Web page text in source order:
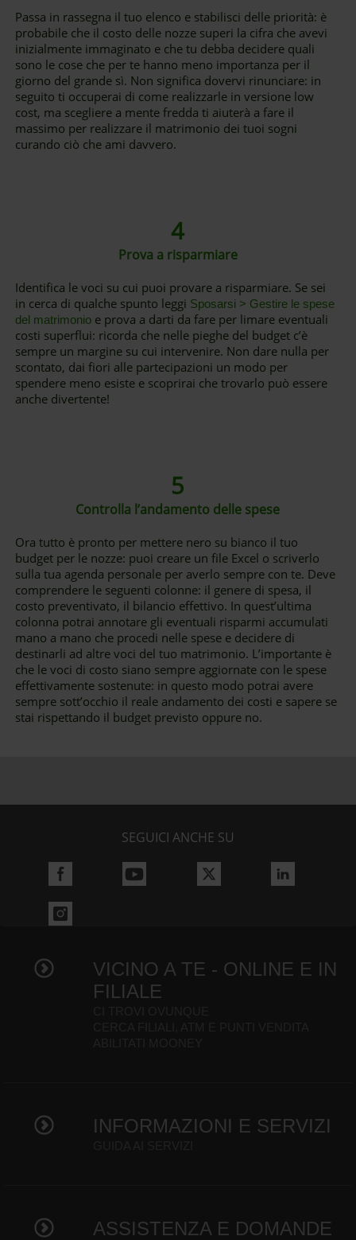
Passa in rassegna il tuo elenco e stabilisci delle priorità: è
probabile che il costo delle nozze superi la cifra che avevi
inizialmente immaginato e che tu debba decidere quali
sono le cose che per te hanno meno importanza per il
giorno del grande sì. Non significa dovervi rinunciare: in
seguito ti occuperai di come realizzarle in versione low
cost, ma scegliere a mente fredda ti aiuterà a fare il
massimo per realizzare il matrimonio dei tuoi sogni
curando ciò che ami davvero.
4
Prova a risparmiare
Identifica le voci su cui puoi provare a risparmiare. Se sei
in cerca di qualche spunto leggi Sposarsi > Gestire le spese
del matrimonioe prova a darti da fare per limare eventuali
costi superflui: ricorda che nelle pieghe del budget c’è
sempre un margine su cui intervenire. Non dare nulla per
scontato, dai fiori alle partecipazioni un modo per
spendere meno esiste e scoprirai che trovarlo può essere
anche divertente!
5
Controlla l’andamento delle spese
Ora tutto è pronto per mettere nero su bianco il tuo
budget per le nozze: puoi creare un file Excel o scriverlo
sulla tua agenda personale per averlo sempre con te. Deve
comprendere le seguenti colonne: il genere di spesa, il
costo preventivato, il bilancio effettivo. In quest’ultima
colonna potrai annotare gli eventuali risparmi accumulati
mano a mano che procedi nelle spese e decidere di
destinarli ad altre voci del tuo matrimonio. L’importante è
che le voci di costo siano sempre aggiornate con le spese
effettivamente sostenute: in questo modo potrai avere
sempre sott’occhio il reale andamento dei costi e sapere se
stai rispettando il budget previsto oppure no.
SEGUICI ANCHE SU
VICINO A TE - ONLINE E IN
FILIALE
INFORMAZIONI E SERVIZI
ASSISTENZA E DOMANDE